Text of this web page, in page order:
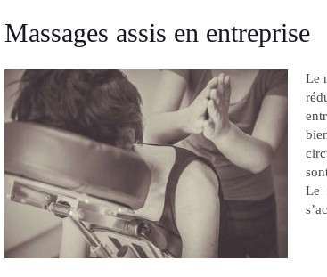
Massages assis en entreprise
Le
Le